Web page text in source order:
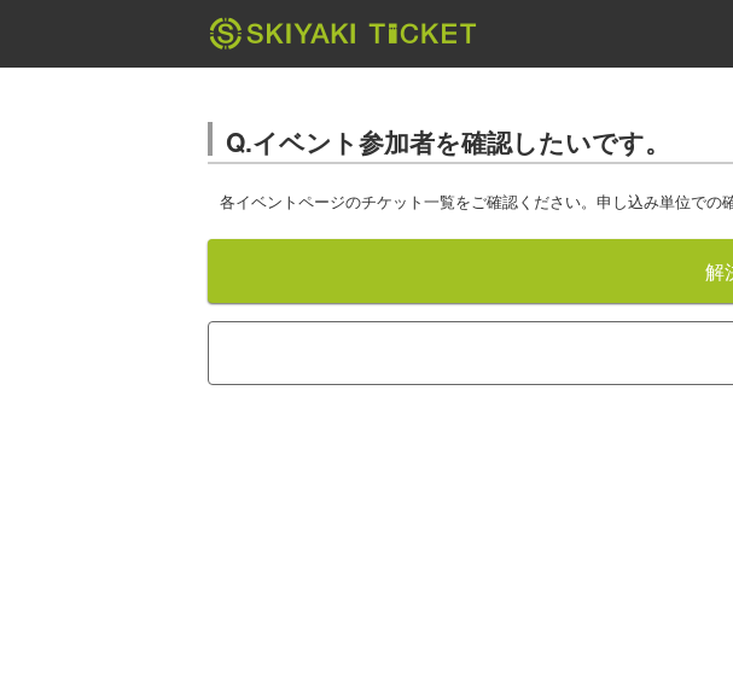
Q.イベント参加者を確認したいです。
各イベントページのチケット一覧をご確認ください。申し込み単位での
解